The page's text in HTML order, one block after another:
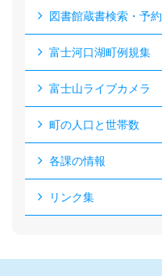
図書館蔵書検索・予約
富士河口湖町例規集
富士山ライブカメラ
町の人口と世帯数
各課の情報
リンク集